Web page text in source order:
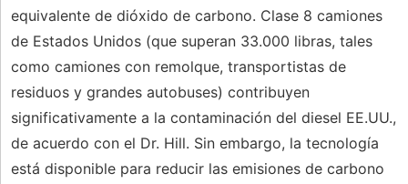
equivalente de dióxido de carbono. Clase 8 camiones
de Estados Unidos (que superan 33.000 libras, tales
como camiones con remolque, transportistas de
residuos y grandes autobuses) contribuyen
significativamente a la contaminación del diesel EE.UU.,
de acuerdo con el Dr. Hill. Sin embargo, la tecnología
está disponible para reducir las emisiones de carbono